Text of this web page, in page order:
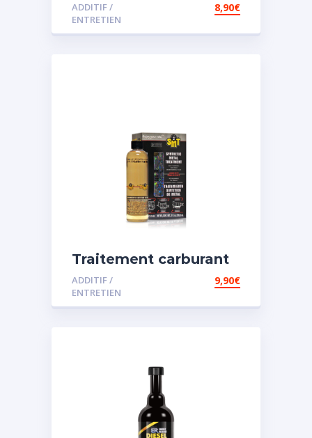
ADDITIF /
ENTRETIEN
8,90€
Traitement carburant
spécial essence
ADDITIF /
ENTRETIEN
9,90€